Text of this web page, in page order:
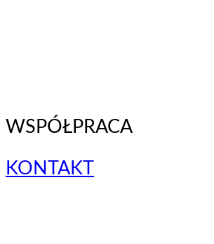
WSPÓŁPRACA
KONTAKT